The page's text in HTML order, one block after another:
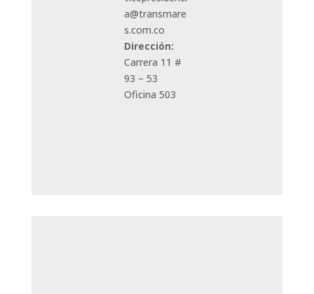
a@transmare
s.com.co
Dirección:
Carrera 11 #
93 – 53
Oficina 503